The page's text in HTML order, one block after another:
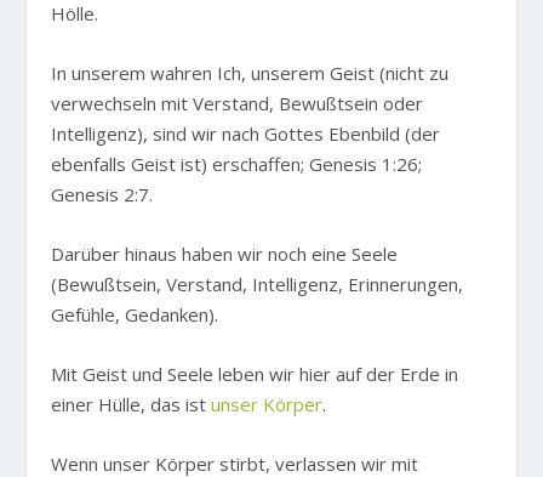
Hölle.
In unserem wahren Ich, unserem Geist (nicht zu
verwechseln mit Verstand, Bewußtsein oder
Intelligenz), sind wir nach Gottes Ebenbild (der
ebenfalls Geist ist) erschaffen; Genesis 1:26;
Genesis 2:7.
Darüber hinaus haben wir noch eine Seele
(Bewußtsein, Verstand, Intelligenz, Erinnerungen,
Gefühle, Gedanken).
Mit Geist und Seele leben wir hier auf der Erde in
einer Hülle, das istunser Körper.
Wenn unser Körper stirbt, verlassen wir mit